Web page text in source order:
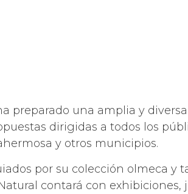
preparado una amplia y
dirigidas a todos los
y otros municipios.
por su colección olmeca y
contará con exhibiciones,